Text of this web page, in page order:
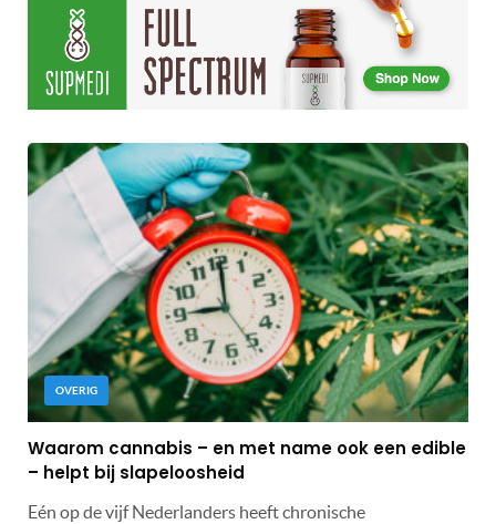
OVERIG
Waarom cannabis – en met name ook een edible
– helpt bij slapeloosheid
Eén op de vijf Nederlanders heeft chronische